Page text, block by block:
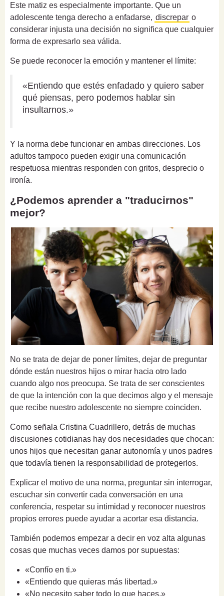
Este matiz es especialmente importante. Que un
adolescente tenga derecho a enfadarse, discrepar o
considerar injusta una decisión no significa que cualquier
forma de expresarlo sea válida.
Se puede reconocer la emoción y mantener el límite:
«Entiendo que estés enfadado y quiero saber
qué piensas, pero podemos hablar sin
insultarnos.»
Y la norma debe funcionar en ambas direcciones. Los
adultos tampoco pueden exigir una comunicación
respetuosa mientras responden con gritos, desprecio o
ironía.
¿Podemos aprender a "traducirnos"
mejor?
No se trata de dejar de poner límites, dejar de preguntar
dónde están nuestros hijos o mirar hacia otro lado
cuando algo nos preocupa. Se trata de ser conscientes
de que la intención con la que decimos algo y el mensaje
que recibe nuestro adolescente no siempre coinciden.
Como señala Cristina Cuadrillero, detrás de muchas
discusiones cotidianas hay dos necesidades que chocan:
unos hijos que necesitan ganar autonomía y unos padres
que todavía tienen la responsabilidad de protegerlos.
Explicar el motivo de una norma, preguntar sin interrogar,
escuchar sin convertir cada conversación en una
conferencia, respetar su intimidad y reconocer nuestros
propios errores puede ayudar a acortar esa distancia.
También podemos empezar a decir en voz alta algunas
cosas que muchas veces damos por supuestas:
«Confío en ti.»
«Entiendo que quieras más libertad.»
«No necesito saber todo lo que haces.»